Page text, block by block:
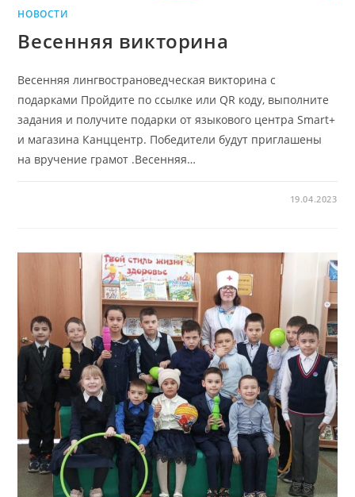
НОВОСТИ
Весенняя викторина
Весенняя лингвострановедческая викторина с
подарками Пройдите по ссылке или QR коду, выполните
задания и получите подарки от языкового центра Smart+
и магазина Канццентр. Победители будут приглашены
на вручение грамот .Весенняя…
19.04.2023